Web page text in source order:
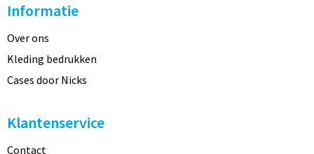
Informatie
Over ons
Kleding bedrukken
Cases door Nicks
Klantenservice
Contact